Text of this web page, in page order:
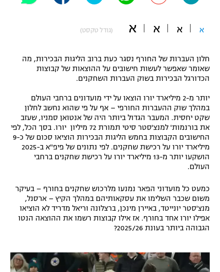
תקנון משתתפים וזוכים בפרסים
תקנון עבור פעילות אלקטרה
תקנון עבור פעילות ספורט 1 – "מרלן"
טניס
גיימינג E-Sports
תנאי שימוש
תקנון פעילות ספורט 1
רשיון להקרנה פומבית לבית עסק
הצטרפות לחבילת הערוצים
כדורמים
בייסבול MLB
ספורט אתגרי ואקסטרים
אומנויות לחימה
גיימינג E-Sports
א א א א (גודל טקסט)
חלון העברות של החורף נסגר כעת ברוב הליגות הבכירות, מה
שאומר שאפשר לעשות חישובים על ההוצאות של קבוצות
הכדורגל הבכירות בשוק העברות השחקנים.
יותר מ-2 מיליארד יורו הוצאו על ידי מועדונים ברחבי העולם
במהלך שוק ההעברות החורפי – אף על פי שהוא נחשב לחלון
שקט יחסית. המעבר הגדול ביותר היה של אנטואן סמניו, שעזב
את בורנמות' למנצ'סטר סיטי תמורת 72 מיליון יורו. בסך הכל, לפי
החישובים הקבוצות בחמש הליגות הבכירות הוציאו סכום של כ-9
מיליארד יורו על רכישת שחקנים. לפי נתונים של פיפ"א ב-2025
הושקעו יותר מ-13 מיליארד יורו על רכישת שחקנים ברחבי
העולם.
כמעט כל מועדוני הפאר נמנעו מלרכוש שחקנים בחורף – בעיקר
משום שכבר השלימו את עסקאותיהם במהלך הקיץ – ארסנל,
מנצ'סטר יונייטד, באיירן מינכן, ברצלונה וריאל מדריד לא הוציאו
אפילו יורו אחד בחורף. אז אילו קבוצות רשמו את ההוצאה הנטו
הגבוהה ביותר בעונת 2025/26?